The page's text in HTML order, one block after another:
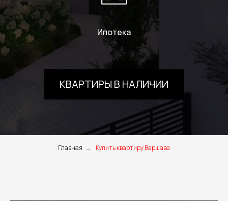
Ипотека
КВАРТИРЫ В НАЛИЧИИ
Главная → Купить квартиру Варшава